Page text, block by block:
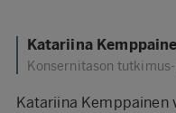
Katariina
Konsernitason
Katariina Kemppainen